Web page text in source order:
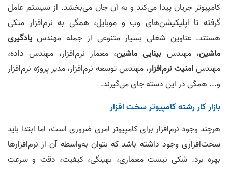
کامپیوتر جریان پیدا می‌کند و به آن جان می‌بخشد. از سیستم عامل
گرفته تا اپلیکیشن‌های وب و موبایل، همگی به نرم‌افزار متکی
هستند. عناوین شغلی بسیار متنوعی از جمله مهندس یادگیری
ماشین، مهندس بینایی ماشین، معمار نرم‌افزار، مهندس داده،
مهندسامنیت نرم‌افزار، مهندس توسعه نرم‌افزار، مدیر پروژه نرم‌افزار
و... همگی در این دسته جای می‌گیرند.
بازار کار رشته کامپیوتر سخت افزار
هرچند وجود نرم‌افزار برای کامپیوتر امری ضروری است، اما ابتدا باید
سخت‌افزاری وجود داشته باشد که بتوان به‌واسطه آن از نرم‌افزارها
بهره برد. شکی نیست معماری، بهینگی، کیفیت، دقت و سرعت